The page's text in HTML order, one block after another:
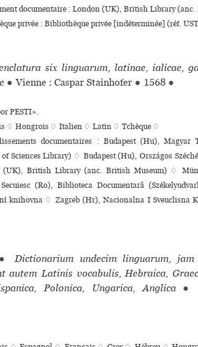
documentaire : London (UK), British Library
privée : Bibliothèque privée [indéterminée] (réf.
six linguarum, latinae, ialicae,
● Vienne : Caspar Stainhofer ● 1568 ●
PESTI».
♢ Hongrois ♢ Italien ♢ Latin ♢ Tchèque ♢
documentaires : Budapest (Hu), Magyar
Sciences Library) ♢ Budapest (Hu), Országos
British Library (anc. British Museum) ♢
(Ro), Biblioteca Documentarã
kni­hovna ♢ Zagreb (Hr), Nacionalna I Sveuclisna
●
Dictionarium undecim linguarum, jam
autem Latinis vocabulis, Hebraica,
Polonica, Ungarica, Anglica
●